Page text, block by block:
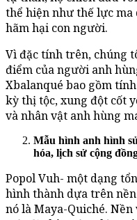
thể hiện như thế lực
hãm hại con người.
Vì đặc tính trên, chúng
điểm của người anh
Xbalanqué bao gồm
kỳ thị tộc, xung đột cốt
và nhân vật anh hùng
Mẫu hình anh hình
hóa, lịch sử cộng
Popol Vuh- một dạng
hình thành dựa trên
nó là Maya-Quiché.